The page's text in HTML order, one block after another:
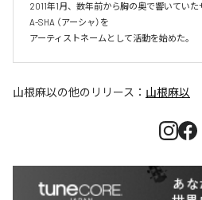
2011年1月、数年前から胸の奥で響いていた
A-SHA （アーシャ）を
アーティストネームとして活動を始めた。
山根麻以の他のリリース： 山根麻以